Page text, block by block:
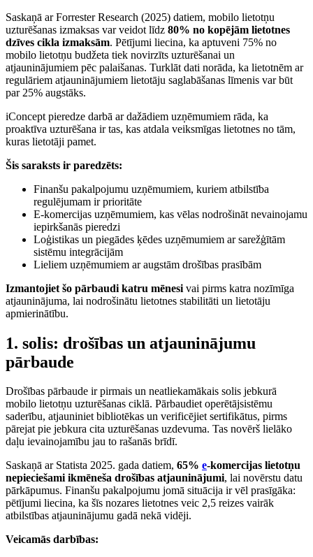
Saskaņā ar Forrester Research (2025) datiem, mobilo lietotņu
uzturēšanas izmaksas var veidot līdz 80% no kopējām lietotnes
dzīves cikla izmaksām. Pētījumi liecina, ka aptuveni 75% no
mobilo lietotņu budžeta tiek novirzīts uzturēšanai un
atjauninājumiem pēc palaišanas. Turklāt dati norāda, ka lietotnēm ar
regulāriem atjauninājumiem lietotāju saglabāšanas līmenis var būt
par 25% augstāks.
iConcept pieredze darbā ar dažādiem uzņēmumiem rāda, ka
proaktīva uzturēšana ir tas, kas atdala veiksmīgas lietotnes no tām,
kuras lietotāji pamet.
Šis saraksts ir paredzēts:
Finanšu pakalpojumu uzņēmumiem, kuriem atbilstība
regulējumam ir prioritāte
E-komercijas uzņēmumiem, kas vēlas nodrošināt nevainojamu
iepirkšanās pieredzi
Loģistikas un piegādes ķēdes uzņēmumiem ar sarežģītām
sistēmu integrācijām
Lieliem uzņēmumiem ar augstām drošības prasībām
Izmantojiet šo pārbaudi katru mēnesi vai pirms katra nozīmīga
atjauninājuma, lai nodrošinātu lietotnes stabilitāti un lietotāju
apmierinātību.
1. solis: drošības un atjauninājumu
pārbaude
Drošības pārbaude ir pirmais un neatliekamākais solis jebkurā
mobilo lietotņu uzturēšanas ciklā. Pārbaudiet operētājsistēmu
saderību, atjauniniet bibliotēkas un verificējiet sertifikātus, pirms
pārejat pie jebkura cita uzturēšanas uzdevuma. Tas novērš lielāko
daļu ievainojamību jau to rašanās brīdī.
Saskaņā ar Statista 2025. gada datiem, 65% e-komercijas lietotņu
nepieciešami ikmēneša drošības atjauninājumi, lai novērstu datu
pārkāpumus. Finanšu pakalpojumu jomā situācija ir vēl prasīgāka:
pētījumi liecina, ka šīs nozares lietotnes veic 2,5 reizes vairāk
atbilstības atjauninājumu gadā nekā vidēji.
Veicamās darbības: